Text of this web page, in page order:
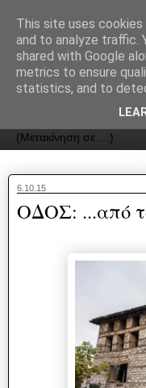
ΟΔΟΣ
6.10.15
ΟΔΟΣ: ...από
This site uses
and to analyze traffic.
shared with Google
metrics to ensure
statistics, and to